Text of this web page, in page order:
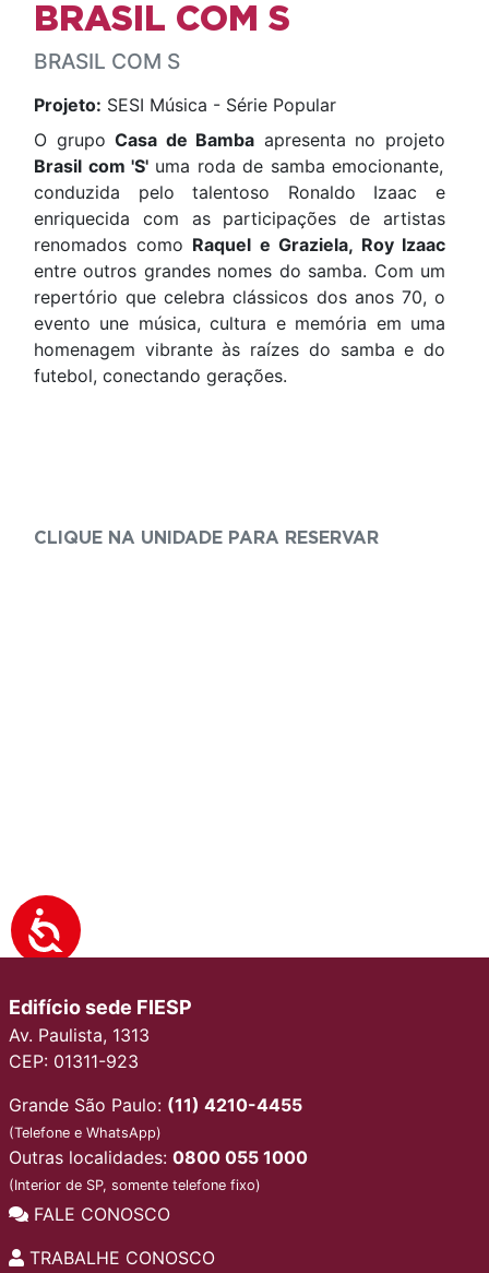
BRASIL COM S
BRASIL COM S
Projeto: SESI Música - Série Popular
O grupoCasa de Bamba apresenta no projeto
Brasil com 'S' uma roda de samba emocionante,
conduzida pelo talentoso Ronaldo Izaac e
enriquecida com as participações de artistas
renomados como Raquel e Graziela, Roy Izaac
entre outros grandes nomes do samba. Com um
repertório que celebra clássicos dos anos 70, o
evento une música, cultura e memória em uma
homenagem vibrante às raízes do samba e do
futebol, conectando gerações.
CLIQUE NA UNIDADE PARA RESERVAR
Edifício sede FIESP
Av. Paulista, 1313
CEP: 01311-923
Grande São Paulo: (11) 4210-4455
(Telefone e WhatsApp)
Outras localidades: 0800 055 1000
(Interior de SP, somente telefone fixo)
FALE CONOSCO
TRABALHE CONOSCO